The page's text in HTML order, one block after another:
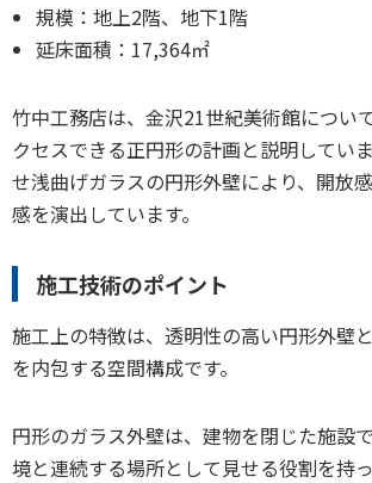
規模：地上2階、地下1階
延床面積：17,364㎡
竹中工務店は、金沢21世紀美術館につい
クセスできる正円形の計画と説明してい
せ浅曲げガラスの円形外壁により、開放
感を演出しています。
施工技術のポイント
施工上の特徴は、透明性の高い円形外壁
を内包する空間構成です。
円形のガラス外壁は、建物を閉じた施設
境と連続する場所として見せる役割を持